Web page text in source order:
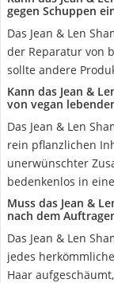
gegen Schuppen
Das Jean & Len
der Reparatur von
sollte andere
Kann das Jean &
von vegan
Das Jean & Len
rein pflanzlichen
unerwünschter
bedenkenlos in
Muss das Jean &
nach dem
Das Jean & Len
jedes
Haar